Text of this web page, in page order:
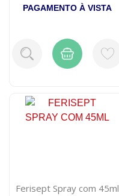
PAGAMENTO À VISTA
Ferisept Spray com 45ml